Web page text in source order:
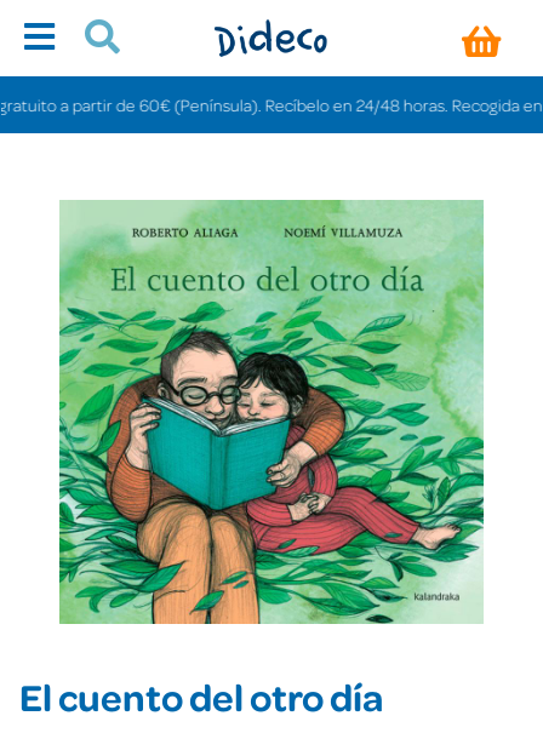
a partir de 60€ (Península). Recíbelo en 24/48 horas. Recogida en
El cuento del otro día